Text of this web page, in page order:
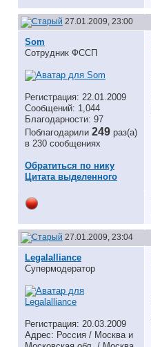
27.01.2009, 23:00
Som
Сотрудник ФССП
Регистрация: 22.01.2009
Сообщений: 1,044
Благодарности: 97
Поблагодарили 249 раз(а)
в 230 сообщениях
Обратиться по нику
Цитата выделенного
27.01.2009, 23:04
Legalalliance
Супермодератор
Регистрация: 20.03.2009
Адрес: Россия / Москва и